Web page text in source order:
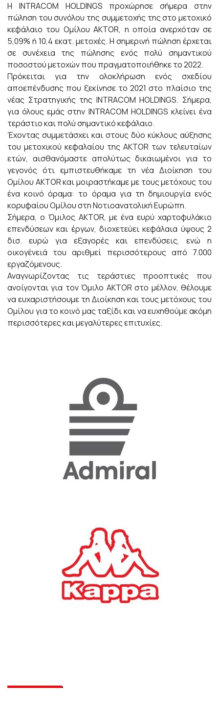
H INTRACOM HOLDINGS προχώρησε σήμερα στην
πώληση του συνόλου της συμμετοχής της στο μετοχικό
κεφάλαιο του Ομίλου AKTOR, η οποία ανερχόταν σε
5,09% ή 10,4 εκατ. μετοχές. Η σημερινή πώληση έρχεται
σε συνέχεια της πώλησης ενός πολύ σημαντικού
ποσοστού μετοχών που πραγματοποιήθηκε το 2022.
Πρόκειται για την ολοκλήρωση ενός σχεδίου
αποεπένδυσης που ξεκίνησε το 2021 στο πλαίσιο της
νέας Στρατηγικής της INTRACOM HOLDINGS. Σήμερα,
για όλους εμάς στην INTRACOM HOLDINGS κλείνει ένα
τεράστιο και πολύ σημαντικό κεφάλαιο.
Έχοντας συμμετάσχει και στους δύο κύκλους αύξησης
του μετοχικού κεφαλαίου της AKTOR των τελευταίων
ετών, αισθανόμαστε απολύτως δικαιωμένοι για το
γεγονός ότι εμπιστευθήκαμε τη νέα Διοίκηση του
Ομίλου AKTOR και μοιραστήκαμε με τους μετόχους του
ένα κοινό όραμα: το όραμα για τη δημιουργία ενός
κορυφαίου Ομίλου στη Νοτιοανατολική Ευρώπη.
Σήμερα, ο Όμιλος AKTOR, με ένα ευρύ χαρτοφυλάκιο
επενδύσεων και έργων, διοχετεύει κεφάλαια ύψους 2
δισ. ευρώ για εξαγορές και επενδύσεις, ενώ η
οικογένειά του αριθμεί περισσότερους από 7.000
εργαζόμενους.
Αναγνωρίζοντας τις τεράστιες προοπτικές που
ανοίγονται για τον Όμιλο AKTOR στο μέλλον, θέλουμε
να ευχαριστήσουμε τη Διοίκηση και τους μετόχους του
Ομίλου για το κοινό μας ταξίδι και να ευχηθούμε ακόμη
περισσότερες και μεγαλύτερες επιτυχίες.